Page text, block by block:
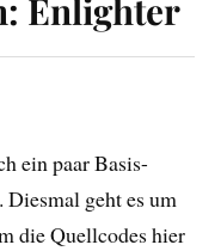
Enlighter
ein paar Basis-
geht es um
die Quellcodes hier